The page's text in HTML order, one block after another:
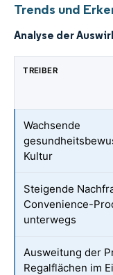
Trends und
Analyse der
TREIBER
Wachsende
Kultur
Steigende
Convenience-
unterwegs
Ausweitung der
Regalflächen im